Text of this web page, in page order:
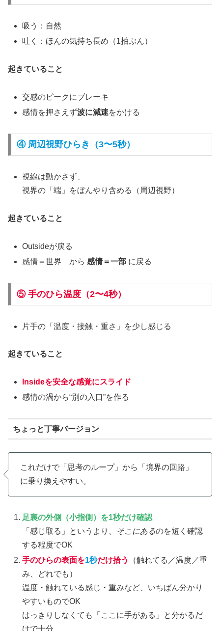
吸う：自然
吐く：ほんの気持ち長め（1拍ぶん）
起きていること
交感のピークにブレーキ
感情を押さえず波に減速をかける
④ 周辺視野ひらき（3〜5秒）
視線は動かさず、
視界の「端」をぼんやり含める（周辺視野）
起きていること
Outsideが戻る
感情＝世界 から感情＝一部 に戻る
⑤ 手のひら温度（2〜4秒）
片手の「温度・接触・重さ」を少し感じる
起きていること
Insideを安全な感覚にスライド
感情の渦から“別の入口”を作る
ちょっと丁寧バージョン
これだけで「思考のループ」から「境界の回路」
に乗り換えやすい。
足裏の外側（小指側）を1秒だけ確認
「感じ取る」というより、
そこにあるのを短く確認
する程度でOK
手のひらの表面を1秒だけ拾う
（触れてる／温度／重
み、どれでも）
温度・触れている感じ・重みなど、いちばん分かり
やすいものでOK
はっきりしなくても「ここに手がある」と分かるだ
けで十分